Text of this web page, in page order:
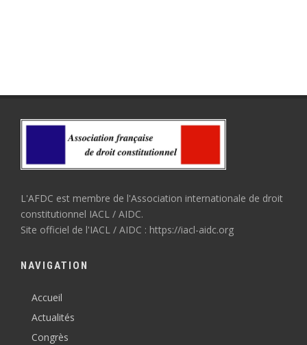
L'AFDC est membre de l'Association internationale de droit
constitutionnel IACL / AIDC.
Site officiel de l'IACL / AIDC : https://iacl-aidc.org
NAVIGATION
Accueil
Actualités
Congrès